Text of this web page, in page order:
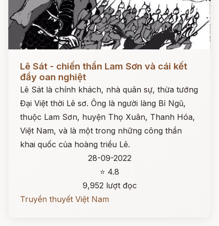
Lê Sát - chiến thần Lam Sơn và cái kết
đầy oan nghiệt
Lê Sát là chính khách, nhà quân sự, thừa tướng
Đại Việt thời Lê sơ. Ông là người làng Bỉ Ngũ,
thuộc Lam Sơn, huyện Thọ Xuân, Thanh Hóa,
Việt Nam, và là một trong những công thần
khai quốc của hoàng triều Lê.
28-09-2022
⭐ 4.8
9,952 lượt đọc
Truyền thuyết Việt Nam